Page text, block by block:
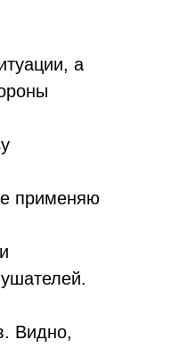
а
применяю
Видно,